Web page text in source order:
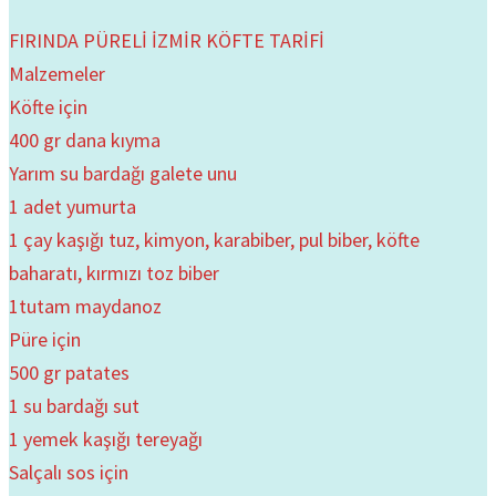
FIRINDA PÜRELİ İZMİR KÖFTE TARİFİ
Malzemeler
Köfte için
400 gr dana kıyma
Yarım su bardağı galete unu
1 adet yumurta
1 çay kaşığı tuz, kimyon, karabiber, pul biber, köfte
baharatı, kırmızı toz biber
1tutam maydanoz
Püre için
500 gr patates
1 su bardağı sut
1 yemek kaşığı tereyağı
Salçalı sos için